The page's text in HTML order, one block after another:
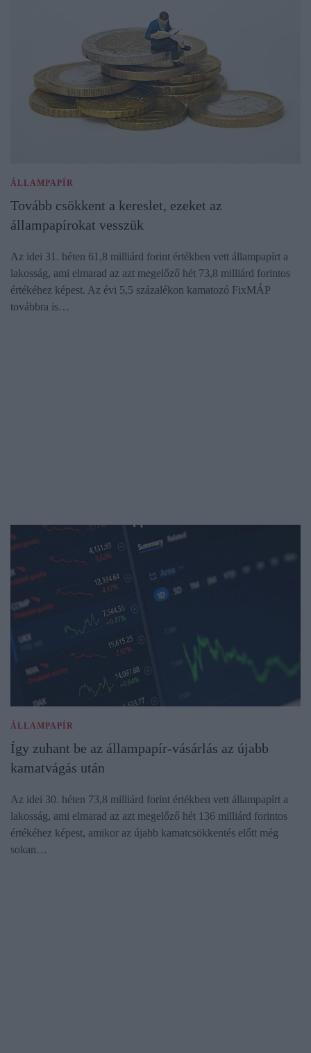
ÁLLAMPAPÍR
Tovább csökkent a kereslet, ezeket az
állampapírokat vesszük
Az idei 31. héten 61,8 milliárd forint értékben vett állampapírt a
lakosság, ami elmarad az azt megelőző hét 73,8 milliárd forintos
értékéhez képest. Az évi 5,5 százalékon kamatozó FixMÁP
továbbra is…
ÁLLAMPAPÍR
Így zuhant be az állampapír-vásárlás az újabb
kamatvágás után
Az idei 30. héten 73,8 milliárd forint értékben vett állampapírt a
lakosság, ami elmarad az azt megelőző hét 136 milliárd forintos
értékéhez képest, amikor az újabb kamatcsökkentés előtt még
sokan…